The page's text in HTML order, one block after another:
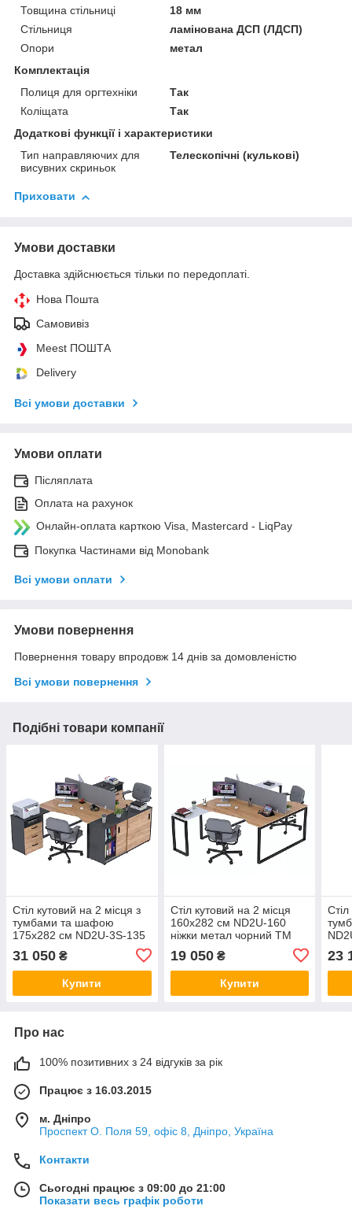
Товщина стільниці
18 мм
Стільниця
ламінована ДСП (ЛДСП)
Опори
метал
Комплектація
Полиця для оргтехніки
Так
Коліщата
Так
Додаткові функції і характеристики
Тип направляючих для
висувних скриньок
Телескопічні (кулькові)
Приховати
Умови доставки
Доставка здійснюється тільки по передоплаті.
Нова Пошта
Самовивіз
Meest ПОШТА
Delivery
Всі умови доставки
Умови оплати
Післяплата
Оплата на рахунок
Онлайн-оплата карткою Visa, Mastercard - LiqPay
Покупка Частинами від Monobank
Всі умови оплати
Умови повернення
Повернення товару впродовж 14 днів за домовленістю
Всі умови повернення
Подібні товари компанії
Стіл кутовий на 2 місця з
тумбами та шафою
175х282 см ND2U-3S-135
Loft design
31 050 ₴
Купити
Стіл кутовий на 2 місця
160х282 см ND2U-160
ніжки метал чорний TM
19 050₴
Купити
23
Про нас
100% позитивних з 24 відгуків за рік
Працює з 16.03.2015
м. Дніпро
Проспект О. Поля 59, офіс 8, Дніпро, Україна
Контакти
Сьогодні працює з 09:00 до 21:00
Показати весь графік роботи